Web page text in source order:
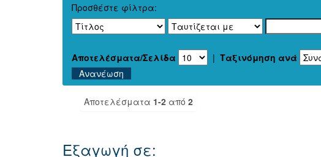
Προσθέστε φίλτρα:
Αποτελέσματα/Σελίδα | Ταξινόμηση ανά
Αποτελέσματα 1-2 από 2
Εξαγωγή σε: